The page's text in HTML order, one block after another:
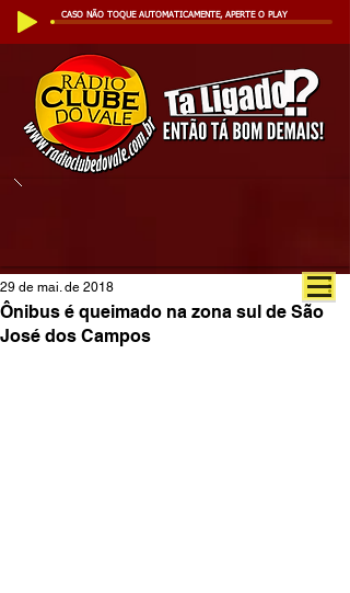
CASO NÃO TOQUE AUTOMATICAMENTE, APERTE O PLAY
Ônibus é queimado na zona sul de São
José dos Campos
29 de mai. de 2018